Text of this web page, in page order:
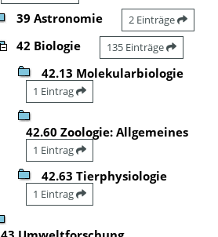
39 Astronomie 2 Einträge
42 Biologie 135 Einträge
42.13 Molekularbiologie
1 Eintrag
42.60 Zoologie: Allgemeines
1 Eintrag
42.63 Tierphysiologie
1 Eintrag